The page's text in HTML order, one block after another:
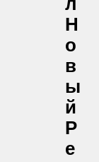
Н
О
В
Ы
Й
Р
Е